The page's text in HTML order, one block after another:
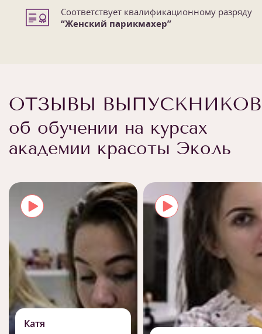
Соответствует квалификационному разряду
“Женский парикмахер”
ОТЗЫВЫ ВЫПУСКНИКОВ
об обучении на курсах
академии красоты Эколь
Катя